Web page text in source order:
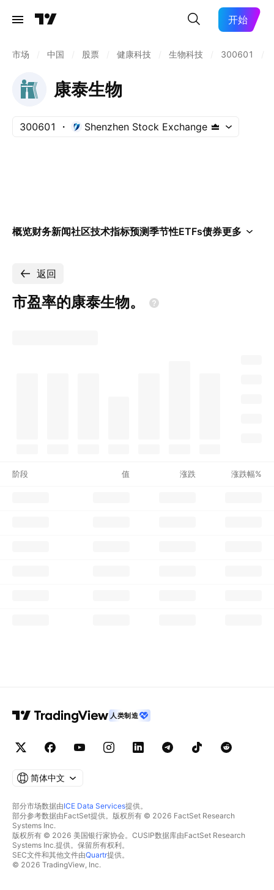
开始
市场 中国 股票 健康科技 生物科技 300601
康泰生物
300601 Shenzhen Stock Exchange
概览财务新闻社区技术指标预测季节性ETFs债券更多
返回
市盈率的康泰生物。
阶段 值 涨跌 涨跌幅%
人类制造
简体中文
部分市场数据由ICE Data Services提供。
部分参考数据由FactSet提供。版权所有 © 2026 FactSet Research
Systems Inc.
版权所有 © 2026 美国银行家协会。CUSIP数据库由FactSet Research
Systems Inc.提供。保留所有权利。
SEC文件和其他文件由Quartr提供。
© 2026 TradingView, Inc.